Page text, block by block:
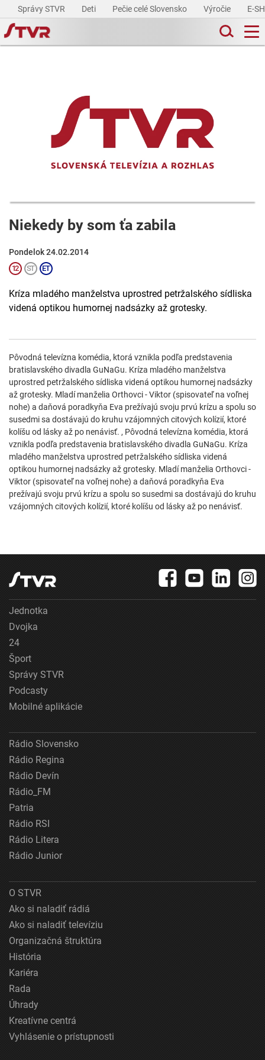
Správy STVR Deti Pečie celé Slovensko Výročie E-
Niekedy by som ťa zabila
Pondelok 24.02.2014
Kríza mladého manželstva uprostred petržalského sídliska
videná optikou humornej nadsázky až grotesky.
Pôvodná televízna komédia, ktorá vznikla podľa predstavenia
bratislavského divadla GuNaGu. Kríza mladého manželstva
uprostred petržalského sídliska videná optikou humornej nadsázky
až grotesky. Mladí manželia Orthovci - Viktor (spisovateľ na voľnej
nohe) a daňová poradkyňa Eva prežívajú svoju prvú krízu a spolu so
susedmi sa dostávajú do kruhu vzájomných citových kolízií, ktoré
kolíšu od lásky až po nenávisť. , Pôvodná televízna komédia, ktorá
vznikla podľa predstavenia bratislavského divadla GuNaGu. Kríza
mladého manželstva uprostred petržalského sídliska videná
optikou humornej nadsázky až grotesky. Mladí manželia Orthovci -
Viktor (spisovateľ na voľnej nohe) a daňová poradkyňa Eva
prežívajú svoju prvú krízu a spolu so susedmi sa dostávajú do kruhu
vzájomných citových kolízií, ktoré kolíšu od lásky až po nenávisť.
Jednotka
Dvojka
24
Šport
Správy STVR
Podcasty
Mobilné aplikácie
Rádio Slovensko
Rádio Regina
Rádio Devín
Rádio_FM
Patria
Rádio RSI
Rádio Litera
Rádio Junior
O STVR
Ako si naladiť rádiá
Ako si naladiť televíziu
Organizačná štruktúra
História
Kariéra
Rada
Úhrady
Kreatívne centrá
Vyhlásenie o prístupnosti